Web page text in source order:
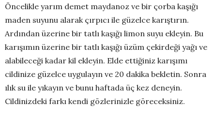
Öncelikle yarım demet maydanoz ve bir çorba kaşığı
maden suyunu alarak çırpıcı ile güzelce karıştırın.
Ardından üzerine bir tatlı kaşığı limon suyu ekleyin. Bu
karışımın üzerine bir tatlı kaşığı üzüm çekirdeği yağı ve
alabileceği kadar kil ekleyin. Elde ettiğiniz karışımı
cildinize güzelce uygulayın ve 20 dakika bekletin. Sonra
ılık su ile yıkayın ve bunu haftada üç kez deneyin.
Cildinizdeki farkı kendi gözlerinizle göreceksiniz.